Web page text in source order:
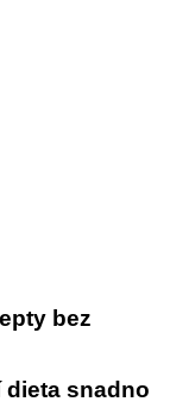
bez
dieta snadno